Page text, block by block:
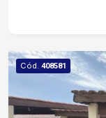
proporciona
lazer,
divertir em
para 2
Cód. 408581